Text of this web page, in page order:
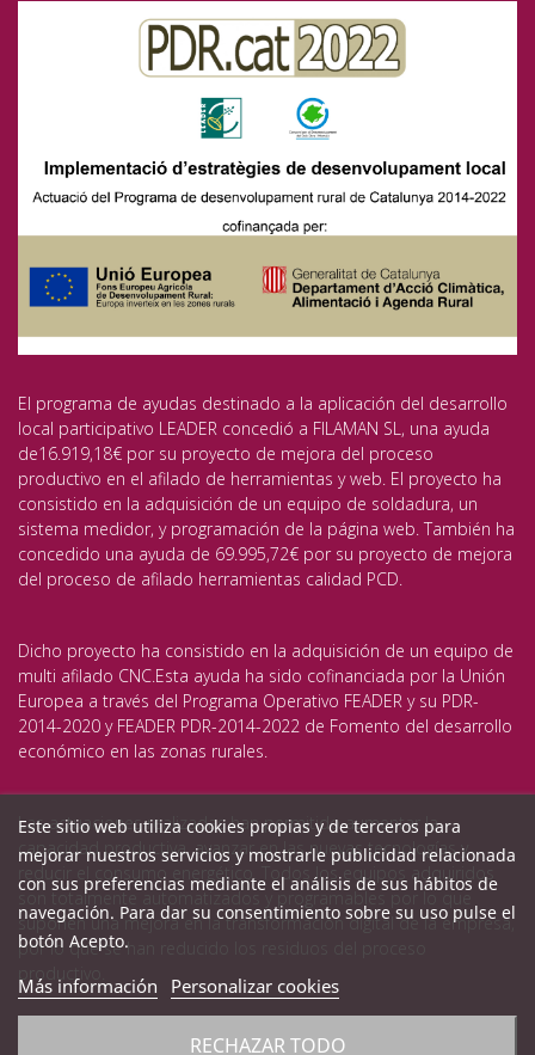
Este sitio web utiliza cookies propias y de terceros para
mejorar nuestros servicios y mostrarle publicidad relacionada
con sus preferencias mediante el análisis de sus hábitos de
navegación. Para dar su consentimiento sobre su uso pulse el
botón Acepto.
Más información Personalizar cookies
RECHAZAR TODO
El programa de ayudas destinado a la aplicación del desarrollo
local participativo LEADER concedió a FILAMAN SL, una ayuda
de16.919,18€ por su proyecto de mejora del proceso
productivo en el afilado de herramientas y web. El proyecto ha
consistido en la adquisición de un equipo de soldadura, un
sistema medidor, y programación de la página web. También ha
concedido una ayuda de 69.995,72€ por su proyecto de mejora
del proceso de afilado herramientas calidad PCD.
Dicho proyecto ha consistido en la adquisición de un equipo de
multi afilado CNC.Esta ayuda ha sido cofinanciada por la Unión
Europea a través del Programa Operativo FEADER y su PDR-
2014-2020 y FEADER PDR-2014-2022 de Fomento del desarrollo
económico en las zonas rurales.
Las actuaciones realizadas han permitido aumentar la
capacidad productiva, avanzar en las nuevas tecnologías y
reducir el consumo energético. Todos los equipos adquiridos
son totalmente automatizados y programables por lo que
suponen una mejora en la transformación digital de la empresa,
por lo que se han reducido los residuos del proceso